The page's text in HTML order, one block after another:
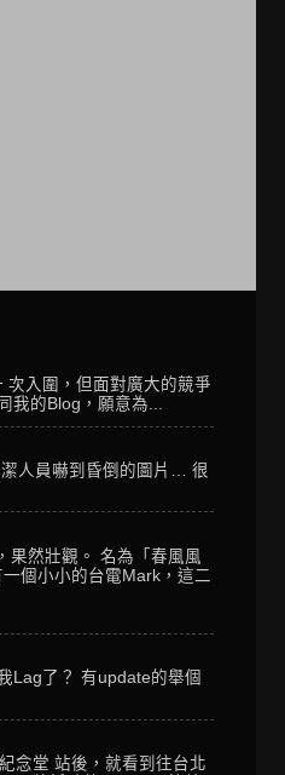
次入圍，但面對廣大的競爭
我的Blog，願意為...
人員嚇到昏倒的圖片… 很
果然壯觀。 名為「春風風
個小小的台電Mark，這二
Lag了？ 有update的舉個
念堂 站後，就看到往台北